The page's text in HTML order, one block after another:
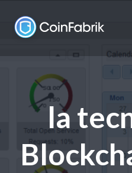
links to
content
la